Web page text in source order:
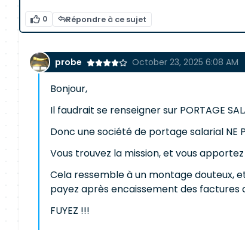
0 Répondre à ce sujet
probe October 23, 2025 6:08 AM
Bonjour,
Il faudrait se renseigner sur PORTAGE
Donc une société de portage salarial NE
Vous trouvez la mission, et vous
Cela ressemble à un montage douteux,
payez après encaissement des factures
FUYEZ !!!